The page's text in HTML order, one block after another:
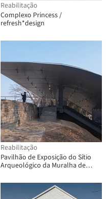
Reabilitação
Complexo Princess /
refresh*design
Reabilitação
Pavilhão de Exposição do Sítio
Arqueológico da Muralha de